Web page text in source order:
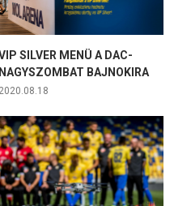
SILVER MENÜ A DAC-
NAGYSZOMBAT BAJNOKIRA
2020.08.18